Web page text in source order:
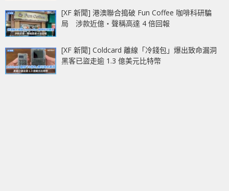
[XF 新聞] 港澳聯合搗破 Fun Coffee 咖啡科研騙
局 涉款近億‧聲稱高達 4 倍回報
[XF 新聞] Coldcard 離線「冷錢包」爆出致命漏洞
黑客已盜走逾 1.3 億美元比特幣